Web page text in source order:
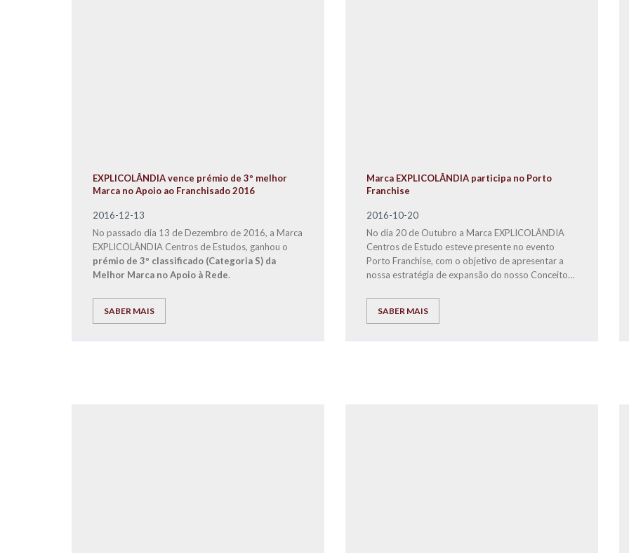
EXPLICOLÂNDIA vence prémio de 3º melhor
Marca no Apoio ao Franchisado 2016
2016-12-13
No passado dia 13 de Dezembro de 2016, a Marca
EXPLICOLÂNDIA Centros de Estudos, ganhou o
prémio de 3º classificado (Categoria S) da
Melhor Marca no Apoio à Rede.
SABER MAIS
Marca EXPLICOLÂNDIA participa no Porto
Franchise
2016-10-20
No dia 20 de Outubro a Marca EXPLICOLÂNDIA
Centros de Estudo esteve presente no evento
Porto Franchise, com o objetivo de apresentar a
nossa estratégia de expansão do nosso Conceito
SABER MAIS